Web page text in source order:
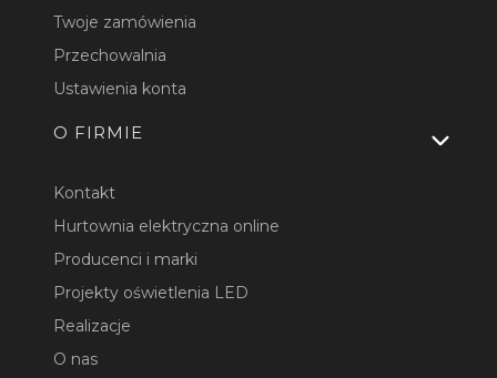
Twoje zamówienia
Przechowalnia
Ustawienia konta
O FIRMIE
Kontakt
Hurtownia elektryczna online
Producenci i marki
Projekty oświetlenia LED
Realizacje
O nas